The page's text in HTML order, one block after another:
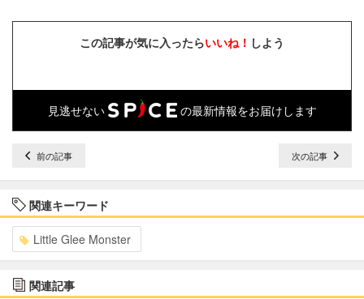
この記事が気に入ったらいいね！ しよう
見逃せない の最新情報をお届けします
前の記事 次の記事
関連キーワード
Little Glee Monster
関連記事